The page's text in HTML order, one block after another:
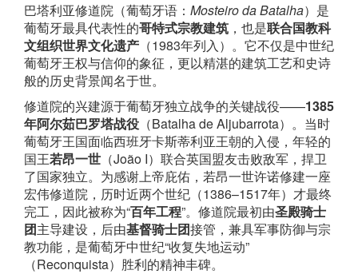
巴塔利亚修道院（葡萄牙语： Mosteiro da Batalha）是
葡萄牙最具代表性的哥特式宗教建筑 ，也是联合国教科
文组织世界文化遗产 （1983年列入）。它不仅是中世纪
葡萄牙王权与信仰的象征，更以精湛的建筑工艺和史诗
般的历史背景闻名于世。
修道院的兴建源于葡萄牙独立战争的关键战役——1385
年阿尔茹巴罗塔战役 （Batalha de Aljubarrota）。当时
葡萄牙王国面临西班牙卡斯蒂利亚王朝的入侵，年轻的
国王若昂一世 （João I）联合英国盟友击败敌军，捍卫
了国家独立。为感谢上帝庇佑，若昂一世许诺修建一座
宏伟修道院，历时近两个世纪（1386–1517年）才最终
完工，因此被称为“百年工程”。修道院最初由圣殿骑士
团主导建设，后由基督骑士团接管，兼具军事防御与宗
教功能，是葡萄牙中世纪“收复失地运动”
（Reconquista）胜利的精神丰碑。